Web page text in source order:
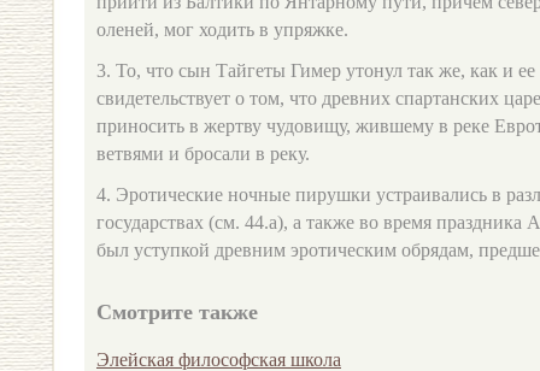
оленей, мог ходить в упряжке.
3. То, что сын Тайгеты Гимер утонул так же, как и ее
свидетельствует о том, что древних спартанских
приносить в жертву чудовищу, жившему в реке
ветвями и бросали в реку.
4. Эротические ночные пирушки устраивались в
государствах (см. 44.a), а также во время праздника
был уступкой древним эротическим обрядам,
Смотрите также
Элейская философская школа